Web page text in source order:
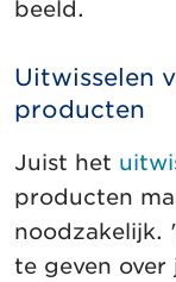
beeld.
Uitwisselen
producten
Juist het
producten
noodzakelijk.
te geven